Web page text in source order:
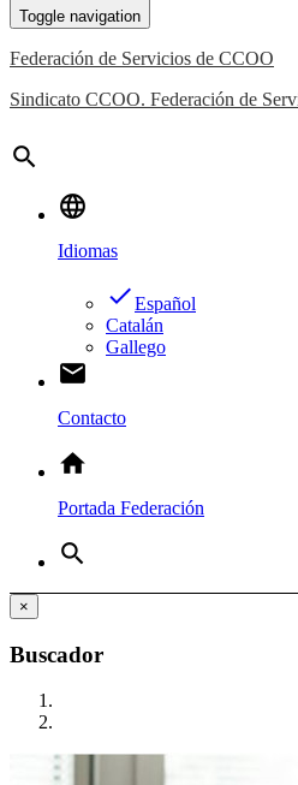
Toggle navigation
Federación de Servicios de CCOO
Sindicato CCOO. Federación de
search
language
Idiomas
doneEspañol
Catalán
Gallego
email
Contacto
home
Portada Federación
search
×
Buscador